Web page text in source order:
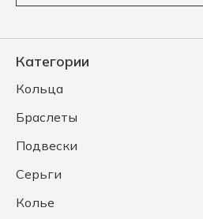
Категории
Кольца
Браслеты
Подвески
Серьги
Колье